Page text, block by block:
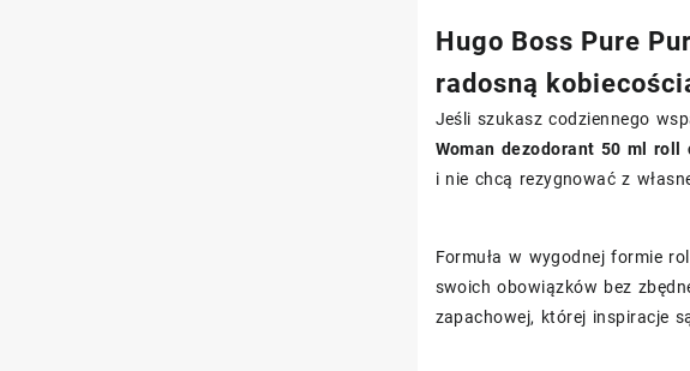
Hugo Boss Pure
radosną
Jeśli szukasz codziennego
Woman dezodorant 50 ml roll
i nie chcą rezygnować z
Formuła w wygodnej formie
swoich obowiązków bez
zapachowej, której inspiracje